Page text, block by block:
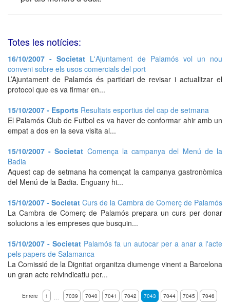
Totes les notícies:
16/10/2007 - Societat L'Ajuntament de Palamós vol un nou
conveni sobre els usos comercials del port
L’Ajuntament de Palamós és partidari de revisar i actualitzar el
protocol que es va firmar en...
15/10/2007 - Esports Resultats esportius del cap de setmana
El Palamós Club de Futbol es va haver de conformar ahir amb un
empat a dos en la seva visita al...
15/10/2007 - Societat Comença la campanya del Menú de la
Badia
Aquest cap de setmana ha començat la campanya gastronòmica
del Menú de la Badia. Enguany hi...
15/10/2007 - Societat Curs de la Cambra de Comerç de Palamós
La Cambra de Comerç de Palamós prepara un curs per donar
solucions a les empreses que busquin...
15/10/2007 - Societat Palamós fa un autocar per a anar a l'acte
pels papers de Salamanca
La Comissió de la Dignitat organitza diumenge vinent a Barcelona
un gran acte reivindicatiu per...
Enrere 1 … 7039 7040 7041 7042 7043 7044 7045 7046